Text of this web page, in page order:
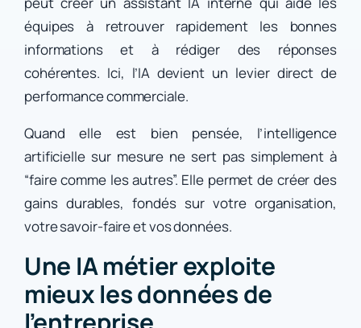
équipes à retrouver rapidement les bonnes
informations et à rédiger des réponses
cohérentes. Ici, l’IA devient un levier direct de
performance commerciale.
Quand elle est bien pensée, l’intelligence
artificielle sur mesure ne sert pas simplement à
“faire comme les autres”. Elle permet de créer des
gains durables, fondés sur votre organisation,
votre savoir-faire et vos données.
Une IA métier exploite
mieux les données de